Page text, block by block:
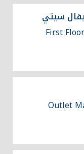
سيتي
First
Outlet